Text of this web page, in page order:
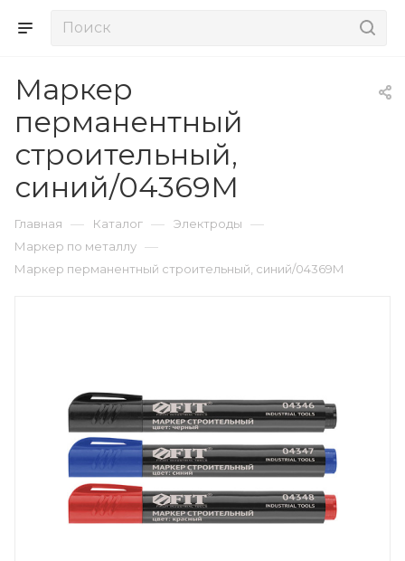
Маркер
перманентный
строительный,
синий/04369М
Главная — Каталог — Электроды —
Маркер по металлу —
Маркер перманентный строительный, синий/04369М